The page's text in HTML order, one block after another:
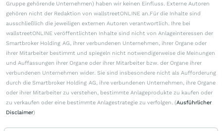
Gruppe gehörende Unternehmen) haben wir keinen Einfluss. Externe Autoren
gehören nicht der Redaktion von wallstreetONLINE an.Für die Inhalte sind
ausschließlich die jeweiligen externen Autoren verantwortlich. Ihre bei
wallstreetONLINE veröffentlichten Inhalte sind nicht von Anlageinteressen der
Smartbroker Holding AG, ihrer verbundenen Unternehmen, ihrer Organe oder
ihrer Mitarbeiter bestimmt und spiegeln nicht notwendigerweise die Meinungen
und Auffassungen ihrer Organe oder ihrer Mitarbeiter bzw. der Organe ihrer
verbundenen Unternehmen wider. Sie sind insbesondere nicht als Aufforderung
durch die Smartbroker Holding AG, ihre verbundenen Unternehmen, ihre Organe
oder ihrer Mitarbeiter zu verstehen, bestimmte Anlageprodukte zu kaufen oder
zu verkaufen oder eine bestimmte Anlagestrategie zu verfolgen. (Ausführlicher
Disclaimer)